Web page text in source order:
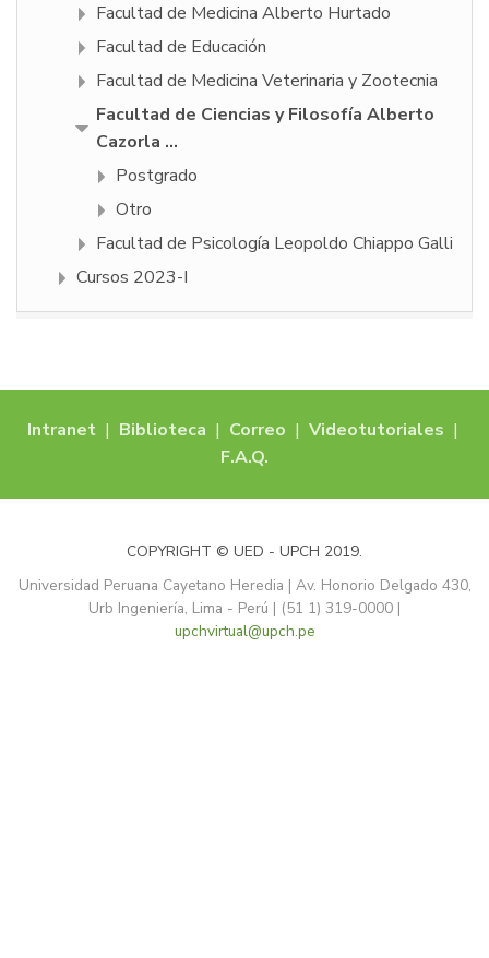
Facultad de Medicina Alberto Hurtado
Facultad de Educación
Facultad de Medicina Veterinaria y Zootecnia
Facultad de Ciencias y Filosofí­a Alberto
Cazorla ...
Postgrado
Otro
Facultad de Psicologí­a Leopoldo Chiappo Galli
Cursos 2023-I
Intranet| Biblioteca | Correo | Videotutoriales |
F.A.Q.
COPYRIGHT © UED - UPCH 2019.
Universidad Peruana Cayetano Heredia | Av. Honorio Delgado 430,
Urb Ingeniería, Lima - Perú | (51 1) 319-0000 |
upchvirtual@upch.pe